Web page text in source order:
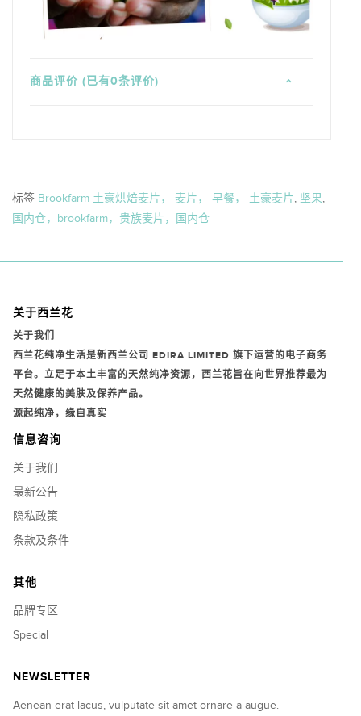
商品评价 (已有0条评价)
标签 Brookfarm 土豪烘焙麦片， 麦片， 早餐， 土豪麦片, 坚果,
国内仓，brookfarm，贵族麦片，国内仓
关于西兰花
关于我们
西兰花纯净生活是新西兰公司 EDIRA LIMITED 旗下运营的电子商务
平台。立足于本土丰富的天然纯净资源，西兰花旨在向世界推荐最为
天然健康的美肤及保养产品。
源起纯净，缘自真实
信息咨询
关于我们
最新公告
隐私政策
条款及条件
其他
品牌专区
Special
NEWSLETTER
Aenean erat lacus, vulputate sit amet ornare a augue.